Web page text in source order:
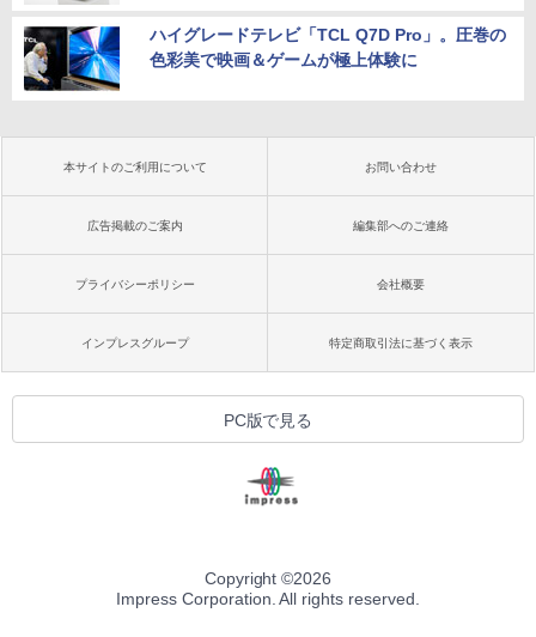
ハイグレードテレビ「TCL Q7D Pro」。圧巻の
色彩美で映画＆ゲームが極上体験に
本サイトのご利用について お問い合わせ
広告掲載のご案内 編集部へのご連絡
プライバシーポリシー 会社概要
インプレスグループ 特定商取引法に基づく表示
PC版で見る
Copyright ©2026
Impress Corporation. All rights reserved.